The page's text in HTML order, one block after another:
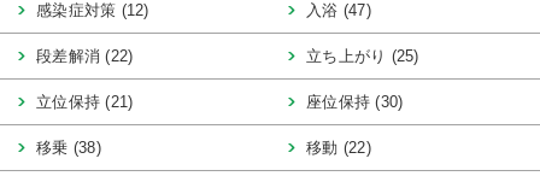
感染症対策 (12) 入浴 (47)
段差解消 (22) 立ち上がり (25)
立位保持 (21) 座位保持 (30)
移乗 (38) 移動 (22)